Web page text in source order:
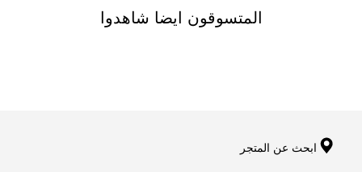
المتسوقون ايضا شاهدوا
ابحث عن المتجر